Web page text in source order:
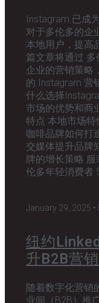
Instagram 已成
对于多伦多的企
本地用户，提高
篇文章将通过
企业的营销策略
的 Instagram 营
什么选择
市场的优势和商
特点 本地市场特
咖啡品牌如何打
交媒体提升品牌
牌的增长策略
伦多年轻消费者
January 29, 2025
纽约
升B2B营
随着数字化营销
业间（B2B）推